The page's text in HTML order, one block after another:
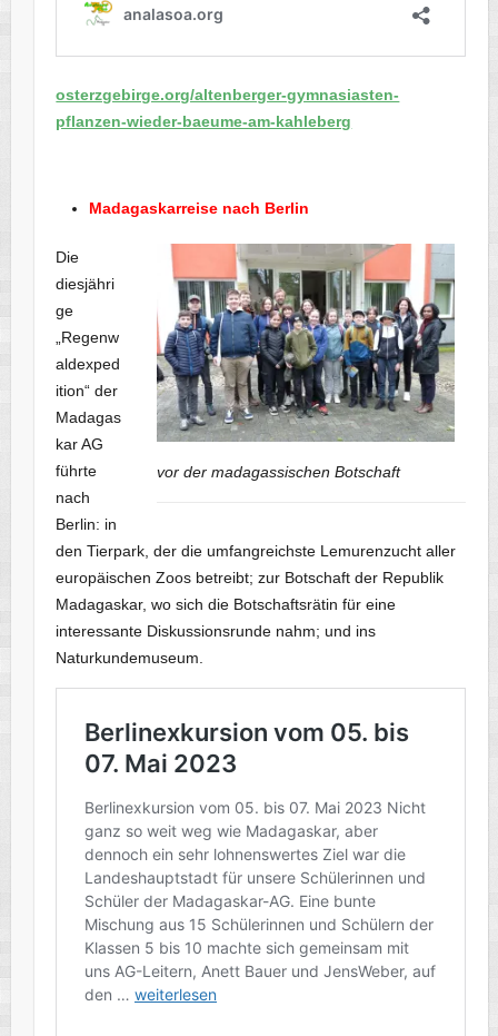
osterzgebirge.org/altenberger-gymnasiasten-
pflanzen-wieder-baeume-am-kahleberg
Madagaskarreise nach Berlin
vor der madagassischen Botschaft
Die
diesjähri
ge
„Regenw
aldexped
ition“ der
Madagas
kar AG
führte
nach
Berlin: in
den Tierpark, der die umfangreichste Lemurenzucht aller
europäischen Zoos betreibt; zur Botschaft der Republik
Madagaskar, wo sich die Botschaftsrätin für eine
interessante Diskussionsrunde nahm; und ins
Naturkundemuseum.